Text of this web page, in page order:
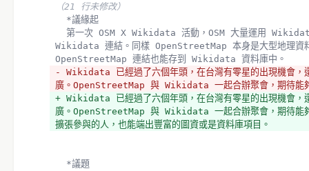
（21 行未修改）
  *議緣起
Wikidata 連結。同樣 OpenStreetMap 本身是大型地理資
OpenStreetMap 連結也能存到 Wikidata 資料庫中。
- Wikidata 已經過了六個年頭，在台灣有零星的出現機會，
廣。OpenStreetMap 與 Wikidata 一起合辦聚會，期待能
+ Wikidata 已經過了六個年頭，在台灣有零星的出現機會，
廣。OpenStreetMap 與 Wikidata 一起合辦聚會，期待能
擴張參與的人，也能端出豐富的圖資或是資料庫項目。
  *議題